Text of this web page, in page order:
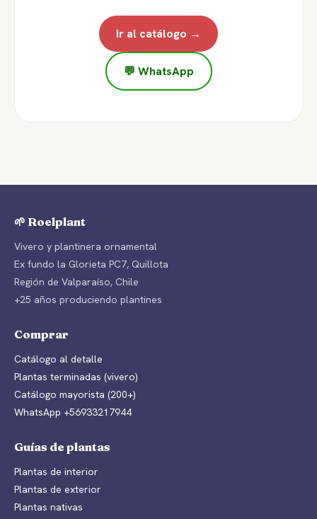
Ir al catálogo →
💬 WhatsApp
🌱 Roelplant
Vivero y plantinera ornamental
Ex fundo la Glorieta PC7, Quillota
Región de Valparaíso, Chile
+25 años produciendo plantines
Comprar
Catálogo al detalle
Plantas terminadas (vivero)
Catálogo mayorista (200+)
WhatsApp +56933217944
Guías de plantas
Plantas de interior
Plantas de exterior
Plantas nativas